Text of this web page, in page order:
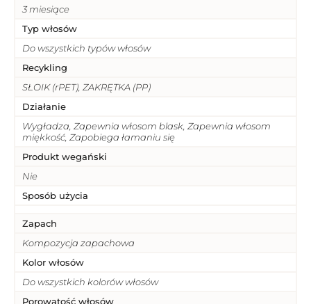
3 miesiące
Typ włosów
Do wszystkich typów włosów
Recykling
SŁOIK (rPET), ZAKRĘTKA (PP)
Działanie
Wygładza, Zapewnia włosom blask, Zapewnia włosom
miękkość, Zapobiega łamaniu się
Produkt wegański
Nie
Sposób użycia
Zapach
Kompozycja zapachowa
Kolor włosów
Do wszystkich kolorów włosów
Porowatość włosów